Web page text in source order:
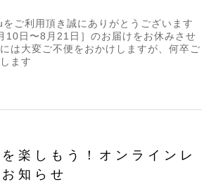
ご利用頂き誠にありがとうございます
10日〜8月21日］のお届けをお休みさせ
は大変ご不便をおかけしますが、何卒ご
ます
楽しもう！オンラインレ
知らせ